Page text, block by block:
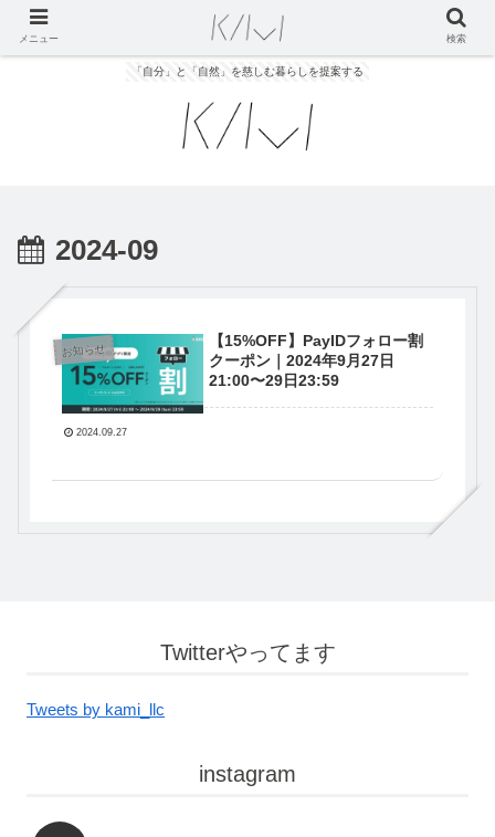
「自分」と「自然」を慈しむ暮らしを提案する
2024-09
お知らせ
【15%OFF】PayIDフォロー割
クーポン｜2024年9月27日
21:00〜29日23:59
2024.09.27
Twitterやってます
Tweets by kami_llc
instagram
メニュー 検索